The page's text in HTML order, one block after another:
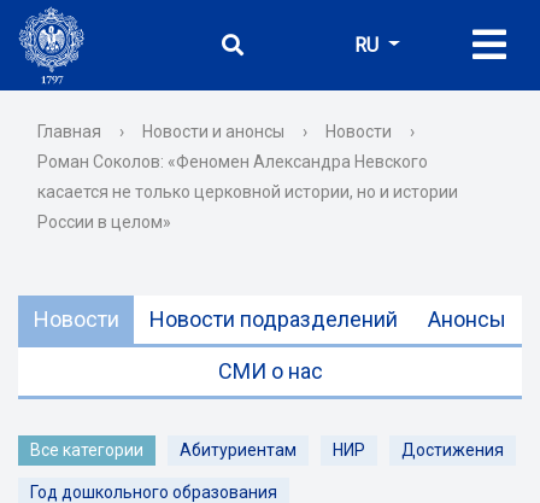
RU
Главная › Новости и анонсы › Новости
›
Роман Соколов: «Феномен Александра Невского
касается не только церковной истории, но и истории
России в целом»
Новости Новости подразделений Анонсы
СМИ о нас
Все категории Абитуриентам НИР Достижения
Год дошкольного образования